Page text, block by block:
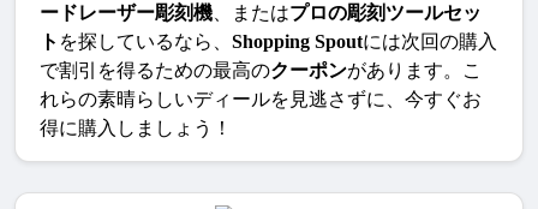
ードレーザー彫刻機 、またはプロの彫刻ツールセッ
ト を探しているなら、 Shopping Spoutには次回の購入
で割引を得るための最高のクーポンがあります。こ
れらの素晴らしいディールを見逃さずに、今すぐお
得に購入しましょう！